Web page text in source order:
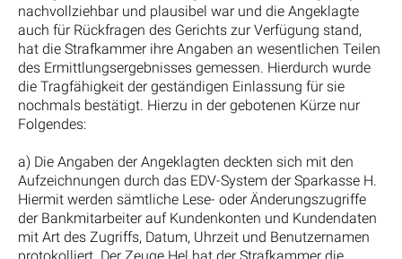
nachvollziehbar und plausibel war und die Angeklagte
auch für Rückfragen des Gerichts zur Verfügung stand,
hat die Strafkammer ihre Angaben an wesentlichen Teilen
des Ermittlungsergebnisses gemessen. Hierdurch wurde
die Tragfähigkeit der geständigen Einlassung für sie
nochmals bestätigt. Hierzu in der gebotenen Kürze nur
Folgendes:
a) Die Angaben der Angeklagten deckten sich mit den
Aufzeichnungen durch das EDV-System der Sparkasse H.
Hiermit werden sämtliche Lese- oder Änderungszugriffe
der Bankmitarbeiter auf Kundenkonten und Kundendaten
mit Art des Zugriffs, Datum, Uhrzeit und Benutzernamen